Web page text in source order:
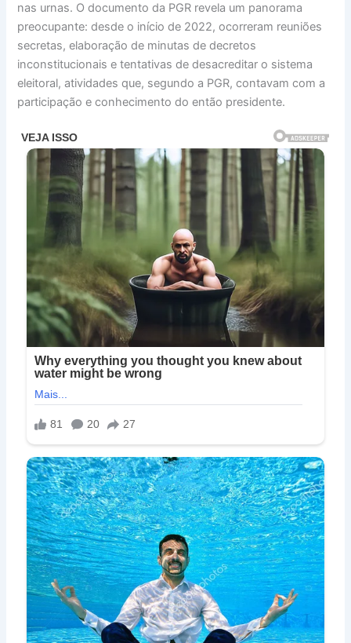
nas urnas. O documento da PGR revela um panorama
preocupante: desde o início de 2022, ocorreram reuniões
secretas, elaboração de minutas de decretos
inconstitucionais e tentativas de desacreditar o sistema
eleitoral, atividades que, segundo a PGR, contavam com a
participação e conhecimento do então presidente.